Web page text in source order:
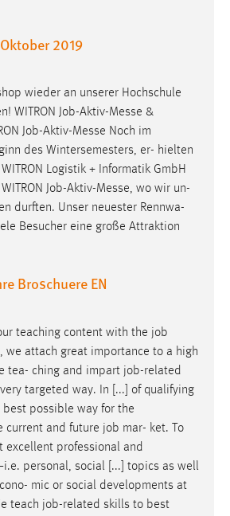
2019
wieder an unserer Hochschule
WITRON Job-Aktiv-Messe &
Job-Aktiv-Messe Noch im
des Wintersemesters, er- hielten
Logistik + Informatik GmbH
Job-Aktiv-Messe, wo wir un-
durften. Unser neuester Rennwa-
Besucher eine große Attraktion
Broschuere EN
teaching content with the job
we attach great importance to a high
tea- ching and impart job-related
targeted way. In [...] of qualifying
possible way for the
current and future job mar- ket. To
excellent professional and
personal, social [...] topics as well
mic or social developments at
teach job-related skills to best